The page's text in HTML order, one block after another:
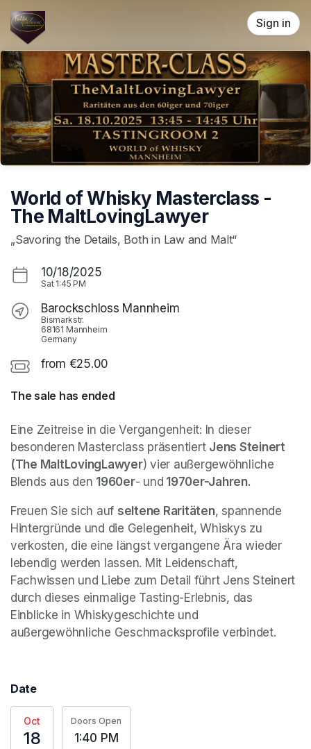
Skip header
Sign in
World of Whisky Masterclass -
The MaltLovingLawyer
„Savoring the Details, Both in Law and Malt“
10/18/2025
Sat 1:45 PM
Barockschloss Mannheim
Bismarkstr.
68161 Mannheim
Germany
from €25.00
The sale has ended
Eine Zeitreise in die Vergangenheit: In dieser
besonderen Masterclass präsentiert Jens Steinert
(The MaltLovingLawyer) vier außergewöhnliche
Blends aus den 1960er- und 1970er-Jahren.
Freuen Sie sich auf seltene Raritäten, spannende
Hintergründe und die Gelegenheit, Whiskys zu
verkosten, die eine längst vergangene Ära wieder
lebendig werden lassen. Mit Leidenschaft,
Fachwissen und Liebe zum Detail führt Jens Steinert
durch dieses einmalige Tasting-Erlebnis, das
Einblicke in Whiskygeschichte und
außergewöhnliche Geschmacksprofile verbindet.
Date
Oct
18
Doors Open
1:40 PM